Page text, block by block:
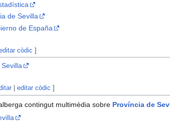
de Sevilla
de España
còdic ]
|editar còdic ]
contingut multimèdia sobre Província de